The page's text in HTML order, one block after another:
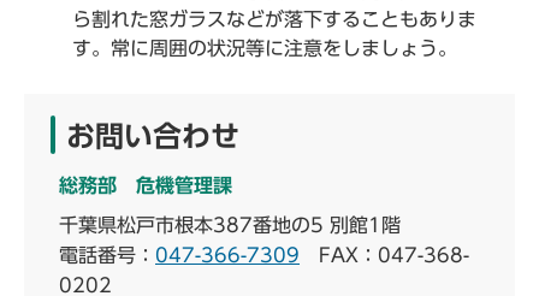
ら割れた窓ガラスなどが落下することもありま
す。常に周囲の状況等に注意をしましょう。
お問い合わせ
総務部 危機管理課
千葉県松戸市根本387番地の5 別館1階
電話番号： 047-366-7309 FAX：047-368-
0202